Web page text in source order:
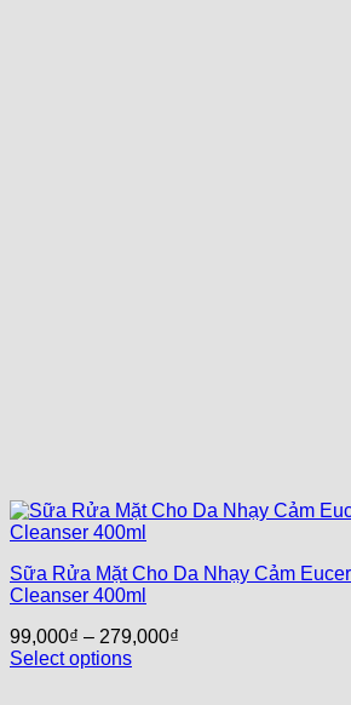
Sữa Rửa Mặt Cho Da Nhạy Cảm
Cleanser 400ml
99,000₫ – 279,000₫
Select options